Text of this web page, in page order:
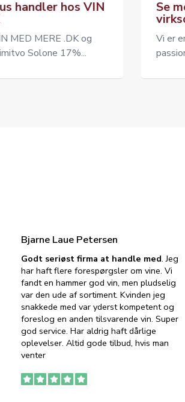
handler hos VIN
MED MERE .DK og
Solone 17%...
Se
Vi er
Bjarne Laue Petersen
Godt seriøst firma at handle med. Jeg
har haft flere forespørgsler om vine. Vi
fandt en hammer god vin, men pludselig
var den ude af sortiment. Kvinden jeg
snakkede med var yderst kompetent og
foreslog en anden tilsvarende vin. Super
god service. Har aldrig haft dårlige
oplevelser. Altid gode tilbud, hvis man
venter